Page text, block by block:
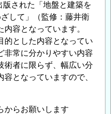
された「地盤と建築を
して」（監修：藤井衛
容となっています。
的とした内容となってい
非常に分かりやすい内容
術者に限らず、幅広い分
となっていますので、
からお願いします